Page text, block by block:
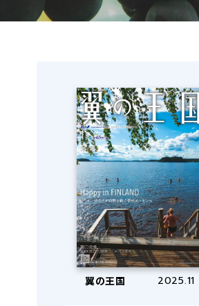
翼の王国 2025.11